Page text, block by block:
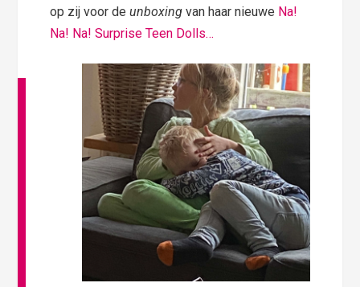
op zij voor deunboxingvan haar nieuwe Na!
Na! Na! Surprise Teen Dolls…